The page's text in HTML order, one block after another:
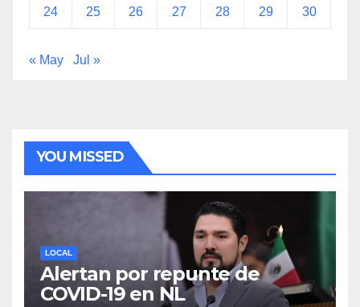
24 25 26 27 28 29 30
« May Jul »
YOU MISSED
LOCAL
Alertan por repunte de
COVID-19 en NL